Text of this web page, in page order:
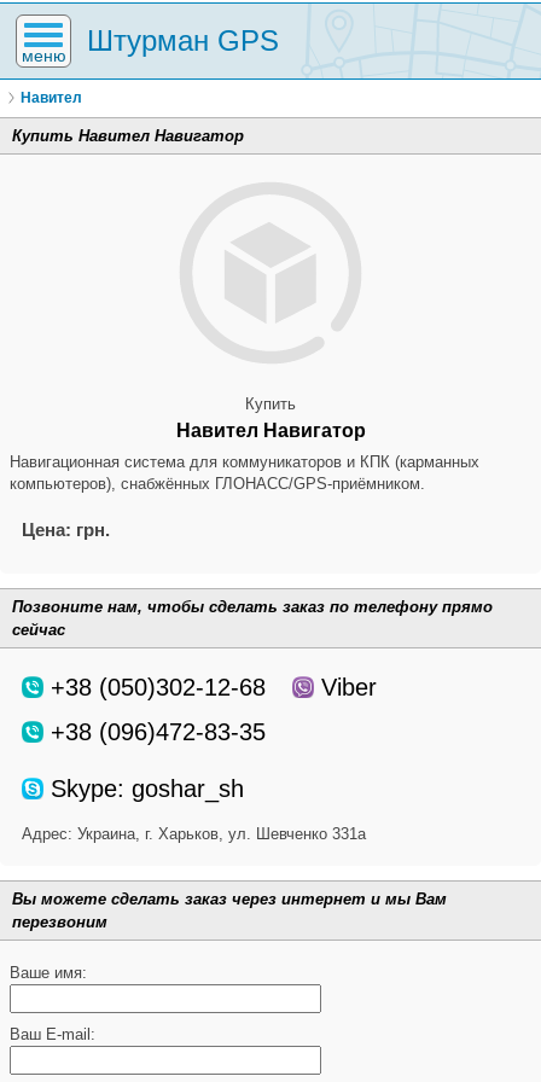
меню Штурман GPS
Навител
Купить Навител Навигатор
Купить
Навител Навигатор
Навигационная система для коммуникаторов и КПК (карманных
компьютеров), снабжённых ГЛОНАСС/GPS-приёмником.
Цена: грн.
Позвоните нам, чтобы сделать заказ по телефону прямо
сейчас
+38 (050)302-12-68
+38 (096)472-83-35
Viber
Skype: goshar_sh
Адрес: Украина, г. Харьков, ул. Шевченко 331а
Вы можете сделать заказ через интернет и мы Вам
перезвоним
Ваше имя:
Ваш E-mail: